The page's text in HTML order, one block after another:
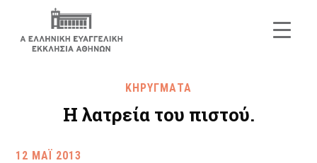
ΚΗΡΥΓΜΑΤΑ
Η λατρεία του πιστού.
12 ΜΑΪ 2013